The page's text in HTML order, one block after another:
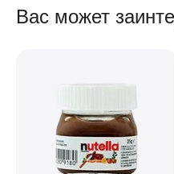
Вас может